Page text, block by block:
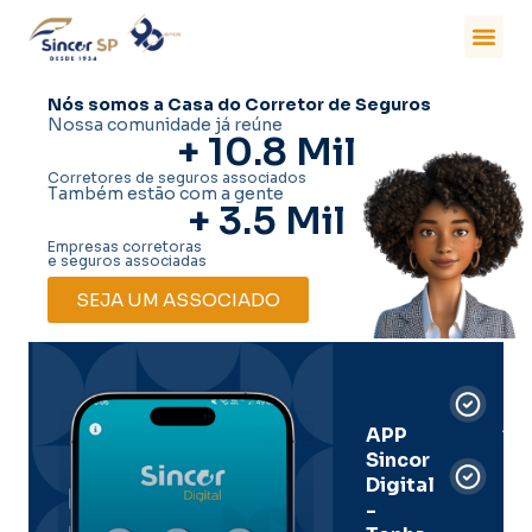
Nós somos a Casa do Corretor de Seguros
Nossa comunidade já reúne
+ 10.8 Mil
Corretores de seguros associados
Também estão com a gente
+ 3.5 Mil
Empresas corretoras
e seguros associadas
SEJA UM ASSOCIADO
APP
Sincor
Digital
-